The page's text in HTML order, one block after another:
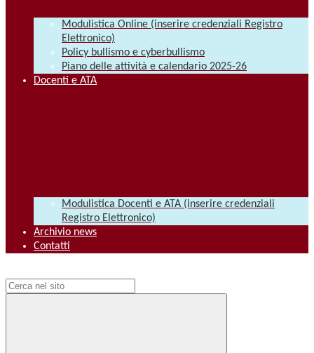
Modulistica Online (inserire credenziali Registro
Elettronico)
Policy bullismo e cyberbullismo
Piano delle attività e calendario 2025-26
Docenti e ATA
Modulistica Docenti e ATA (inserire credenziali
Registro Elettronico)
Archivio news
Contatti